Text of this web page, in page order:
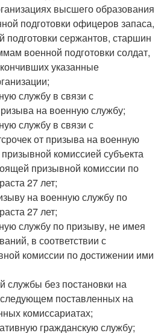
высшего образования
подготовки офицеров запаса,
подготовки сержантов, старшин
военной подготовки солдат,
указанные
службу в связи с
на военную службу;
службу в связи с
от призыва на военную
комиссией субъекта
призывной комиссии по
27 лет;
на военную службу по
27 лет;
службу по призыву, не имея
в соответствии с
комиссии по достижении ими
службы без постановки на
поставленных на
комиссариатах;
гражданскую службу;